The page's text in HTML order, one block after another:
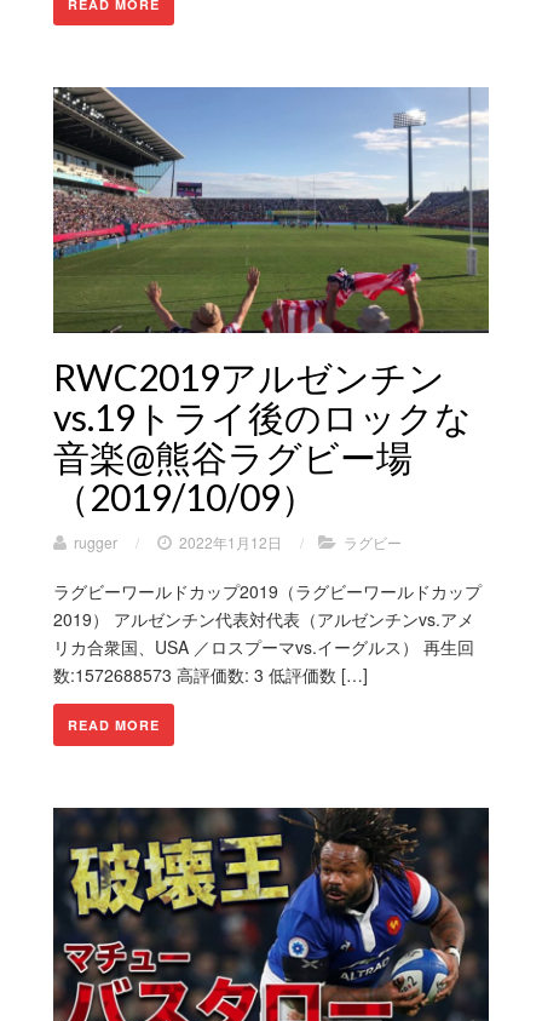
READ MORE
RWC2019アルゼンチン
vs.19トライ後のロックな
音楽@熊谷ラグビー場
（2019/10/09）
rugger / 2022年1月12日 / ラグビー
ラグビーワールドカップ2019（ラグビーワールドカップ
2019） アルゼンチン代表対代表（アルゼンチンvs.アメ
リカ合衆国、USA ／ロスプーマvs.イーグルス） 再生回
数:1572688573 高評価数: 3 低評価数 […]
READ MORE